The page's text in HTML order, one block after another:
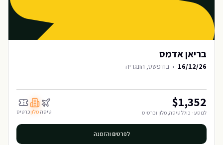
בריאן אדמס
16/12/26
• בודפשט, הונגריה
$1,352
לנוסע · כולל טיסה, מלון וכרטיס טיסה מלוןכרטיס
לפרטים והזמנה